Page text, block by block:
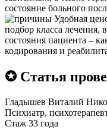
состояние больного
Удобная
подбор класса лечения,
состояния пациента –
кодирования и
✪ Статья
Гладышев Виталий
Психиатр,
Стаж 33 года